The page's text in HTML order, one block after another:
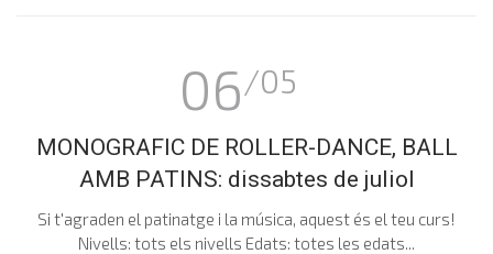
06/05
MONOGRAFIC DE ROLLER-DANCE, BALL
AMB PATINS: dissabtes de juliol
Si t'agraden el patinatge i la música, aquest és el teu curs!
Nivells: tots els nivells Edats: totes les edats...